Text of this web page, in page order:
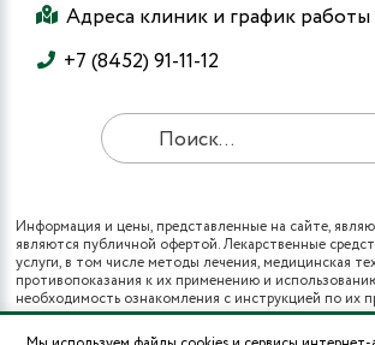
Адреса клиник и график работы
+7 (8452) 91-11-12
Информация и цены, представленные на сайте,
являются публичной офертой. Лекарственные
услуги, в том числе методы лечения, медицинская
противопоказания к их применению и
необходимость ознакомления с инструкцией по их
получения консультации специалистов.
Все виды медицинских услуг вы также можете